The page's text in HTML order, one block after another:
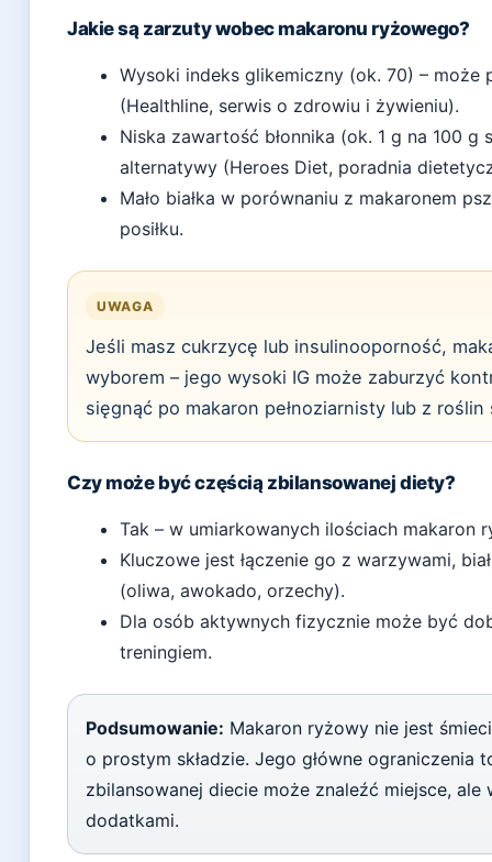
Jakie są zarzuty wobec makaronu ryżowego?
Wysoki indeks glikemiczny (ok. 70) –
(Healthline, serwis o zdrowiu i żywieniu).
Niska zawartość błonnika (ok. 1 g na 100 g
alternatywy (Heroes Diet, poradnia
Mało białka w porównaniu z makaronem
posiłku.
UWAGA
Jeśli masz cukrzycę lub insulinooporność,
wyborem – jego wysoki IG może zaburzyć
sięgnąć po makaron pełnoziarnisty lub z
Czy może być częścią zbilansowanej diety?
Tak – w umiarkowanych ilościach makaron
Kluczowe jest łączenie go z warzywami,
(oliwa, awokado, orzechy).
Dla osób aktywnych fizycznie może być
treningiem.
Podsumowanie: Makaron ryżowy nie jest
o prostym składzie. Jego główne ograniczenia
zbilansowanej diecie może znaleźć miejsce,
dodatkami.